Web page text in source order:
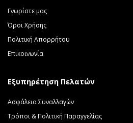
Γνωρίστε μας
Όροι Χρήσης
Πολιτική Απορρήτου
Επικοινωνία
Εξυπηρέτηση Πελατών
Ασφάλεια Συναλλαγών
Τρόποι & Πολιτική Παραγγελίας